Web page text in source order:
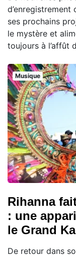
ses prochains
le mystère et
toujours à l’affût
Musique
Rihanna
: une
le Grand
De retour dans